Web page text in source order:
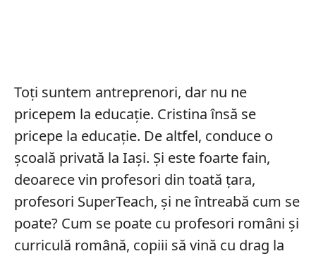
Toți suntem antreprenori, dar nu ne
pricepem la educație. Cristina însă se
pricepe la educație. De altfel, conduce o
școală privată la Iași. Și este foarte fain,
deoarece vin profesori din toată țara,
profesori SuperTeach, și ne întreabă cum se
poate? Cum se poate cu profesori români și
curriculă română, copiii să vină cu drag la